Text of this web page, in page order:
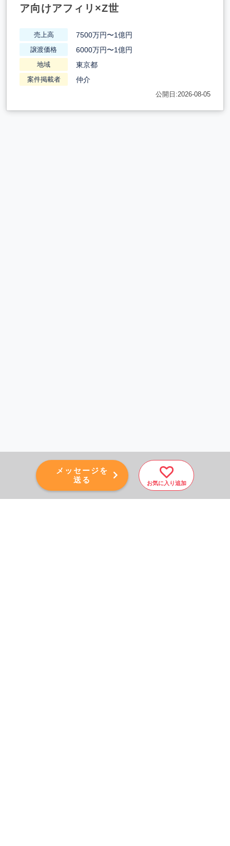
メッセージを
送る
お気に入り追加
ア向けアフィリ×Z世
売上高 7500万円〜1億円
譲渡価格 6000万円〜1億円
地域 東京都
案件掲載者 仲介
公開日:2026-08-05